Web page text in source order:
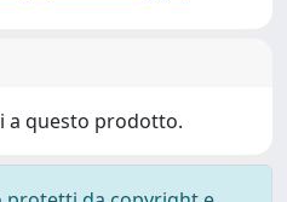
a questo prodotto.